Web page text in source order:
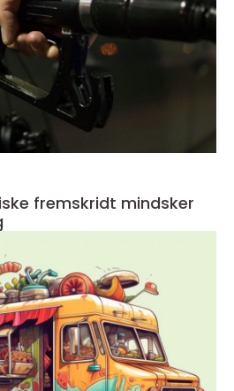
fremskridt mindsker